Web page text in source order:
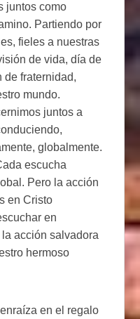
juntos como
Partiendo por
fieles a nuestras
de vida, día de
de fraternidad,
mundo.
juntos a
globalmente.
escucha
Pero la acción
en Cristo
en
acción salvadora
hermoso
en el regalo